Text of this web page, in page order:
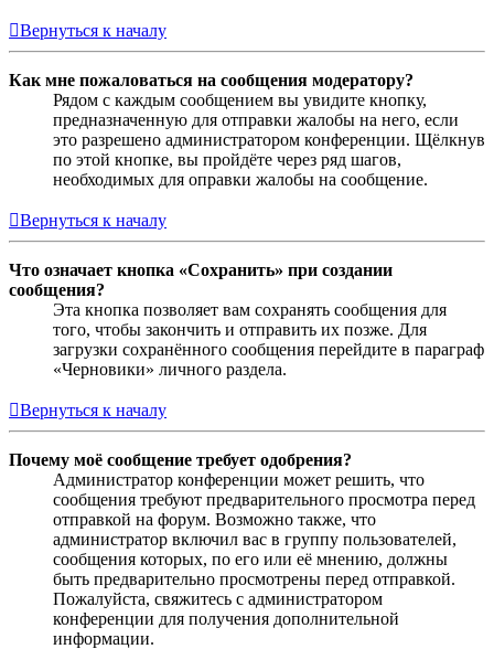
Вернуться к началу
Как мне пожаловаться на сообщения модератору?
Рядом с каждым сообщением вы увидите кнопку,
предназначенную для отправки жалобы на него, если
это разрешено администратором конференции. Щёлкнув
по этой кнопке, вы пройдёте через ряд шагов,
необходимых для оправки жалобы на сообщение.
Вернуться к началу
Что означает кнопка «Сохранить» при создании
сообщения?
Эта кнопка позволяет вам сохранять сообщения для
того, чтобы закончить и отправить их позже. Для
загрузки сохранённого сообщения перейдите в параграф
«Черновики» личного раздела.
Вернуться к началу
Почему моё сообщение требует одобрения?
Администратор конференции может решить, что
сообщения требуют предварительного просмотра перед
отправкой на форум. Возможно также, что
администратор включил вас в группу пользователей,
сообщения которых, по его или её мнению, должны
быть предварительно просмотрены перед отправкой.
Пожалуйста, свяжитесь с администратором
конференции для получения дополнительной
информации.